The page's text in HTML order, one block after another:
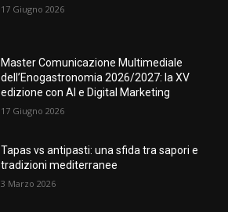
17 Giugno 2026
Master Comunicazione Multimediale
dell’Enogastronomia 2026/2027: la XV
edizione con AI e Digital Marketing
17 Giugno 2026
Tapas vs antipasti: una sfida tra sapori e
tradizioni mediterranee
3 Marzo 2026